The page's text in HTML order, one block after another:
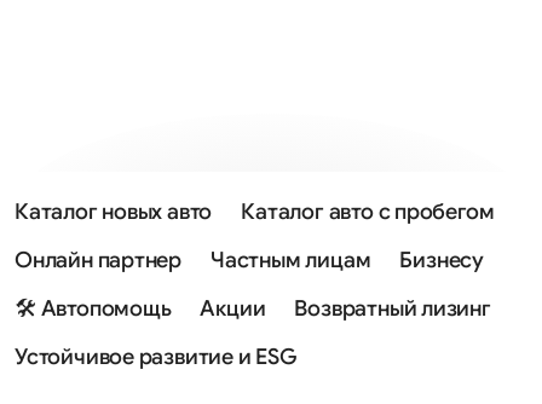
Каталог новых авто
Каталог авто с пробегом
Онлайн партнер
Частным лицам
Бизнесу
🛠 Автопомощь
Акции
Возвратный лизинг
Устойчивое развитие и ESG